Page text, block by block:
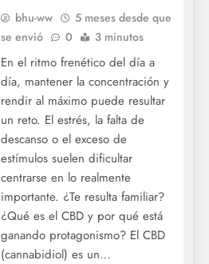
bhu-ww
5 meses desde que
se envió
0 3 minutos
En el ritmo frenético del día a
día, mantener la concentración y
rendir al máximo puede resultar
un reto. El estrés, la falta de
descanso o el exceso de
estímulos suelen dificultar
centrarse en lo realmente
importante. ¿Te resulta familiar?
¿Qué es el CBD y por qué está
ganando protagonismo? El CBD
(cannabidiol) es un…